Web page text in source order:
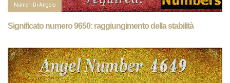
Numeri Di Angelo
Significato numero 9650: raggiungimento della stabilità